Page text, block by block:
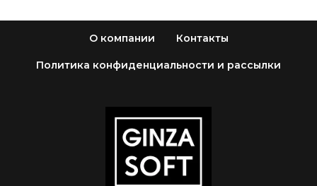
О компании Контакты
Политика конфиденциальности и рассылки